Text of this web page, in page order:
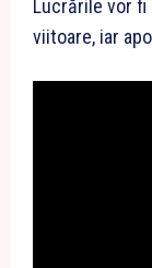
Lucrările vor
viitoare, iar